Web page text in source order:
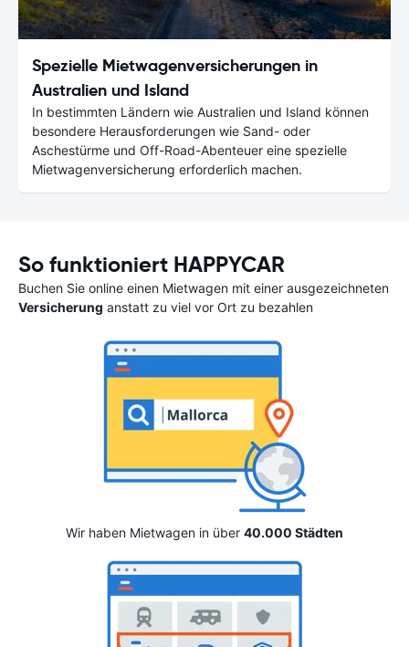
Spezielle Mietwagenversicherungen in
Australien und Island
In bestimmten Ländern wie Australien und Island können
besondere Herausforderungen wie Sand- oder
Aschestürme und Off-Road-Abenteuer eine spezielle
Mietwagenversicherung erforderlich machen.
So funktioniert HAPPYCAR
Buchen Sie online einen Mietwagen mit einer ausgezeichneten
Versicherung anstatt zu viel vor Ort zu bezahlen
Wir haben Mietwagen in über 40.000 Städten